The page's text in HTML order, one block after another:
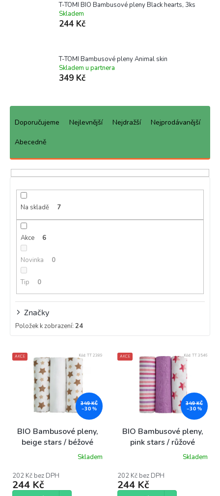
T-TOMI BIO Bambusové pleny Black hearts, 3ks
Skladem
244 Kč
T-TOMI Bambusové pleny Animal skin
Skladem u partnera
349 Kč
Ř
p
Doporučujeme Nejlevnější Nejdražší Nejprodávanější
Abecedně
Na skladě 7
Akce 6
Novinka 0
Tip 0
Značky
Položek k zobrazení: 24
V
ý
ů
AKCE
349 KČ
–30 %
BIO Bambusové pleny,
beige stars / béžové
produktu
je
5,0
Skladem
202 Kč bez DPH
244 Kč
Kód: TT 2389 AKCE
349 KČ
–30 %
BIO Bambusové pleny,
pink stars / růžové
produktu
je
5,0
Skladem
202 Kč bez DPH
244 Kč
Kód: TT 3546